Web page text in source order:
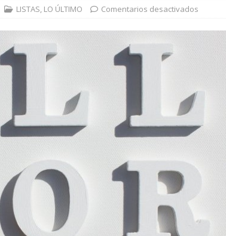
LISTAS, LO ÚLTIMO Comentarios desactivados